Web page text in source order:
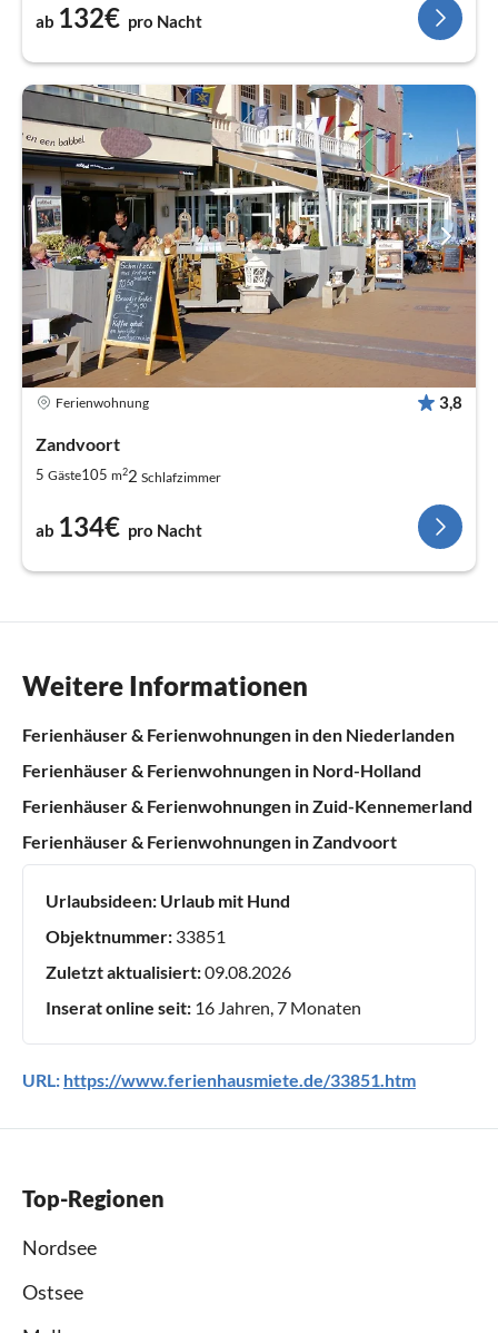
ab 132€ pro Nacht
Ferienwohnung 3,8
Zandvoort
5 Gäste105 m22 Schlafzimmer
ab 134€ pro Nacht
Weitere Informationen
Ferienhäuser & Ferienwohnungen in den Niederlanden
Ferienhäuser & Ferienwohnungen in Nord-Holland
Ferienhäuser & Ferienwohnungen in Zuid-Kennemerland
Ferienhäuser & Ferienwohnungen in Zandvoort
Urlaubsideen: Urlaub mit Hund
Objektnummer: 33851
Zuletzt aktualisiert:09.08.2026
Inserat online seit: 16 Jahren, 7 Monaten
URL: https://www.ferienhausmiete.de/33851.htm
Top-Regionen
Nordsee
Ostsee